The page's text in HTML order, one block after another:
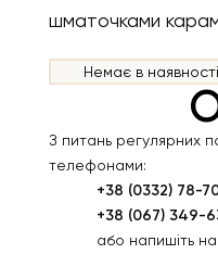
шматочками
Немає в наявності
З питань регулярних
телефонами:
+38 (0332) 78-
+38 (067) 349-
або напишіть нам